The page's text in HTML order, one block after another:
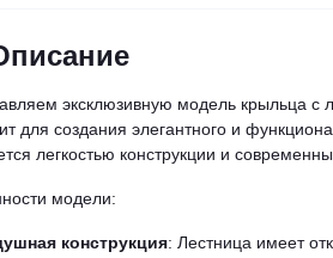
эксклюзивную модель крыльца с
для создания элегантного и
легкостью конструкции и
модели:
конструкция: Лестница имеет